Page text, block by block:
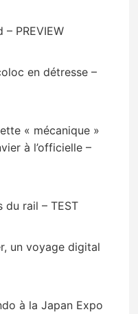
PREVIEW
en détresse –
« mécanique »
à l’officielle –
du rail – TEST
un voyage digital
à la Japan Expo